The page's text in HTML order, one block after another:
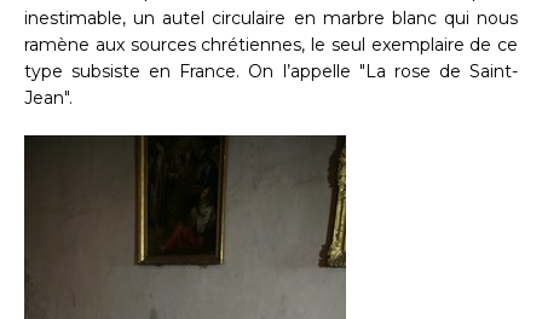
inestimable, un autel circulaire en marbre blanc qui nous
ramène aux sources chrétiennes, le seul exemplaire de ce
type subsiste en France. On l’appelle "La rose de Saint-
Jean".